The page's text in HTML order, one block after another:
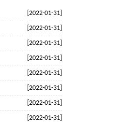
[2022-01-31]
[2022-01-31]
[2022-01-31]
[2022-01-31]
[2022-01-31]
[2022-01-31]
[2022-01-31]
[2022-01-31]